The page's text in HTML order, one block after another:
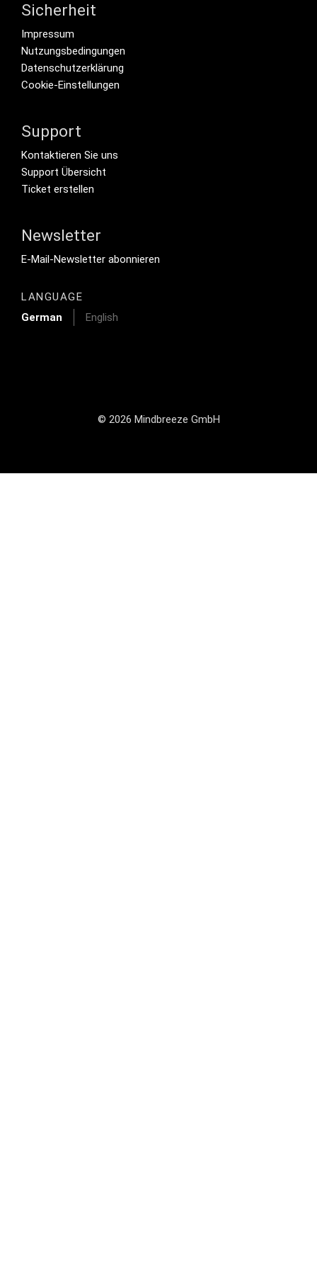
Sicherheit
Footer menu
Impressum
Nutzungsbedingungen
Datenschutzerklärung
Cookie-Einstellungen
Support
Footer Secondary Menu
Kontaktieren Sie uns
Support Übersicht
Ticket erstellen
Newsletter
Footer Tertiary
E-Mail-Newsletter abonnieren
LANGUAGE
German
English
© 2026 Mindbreeze GmbH